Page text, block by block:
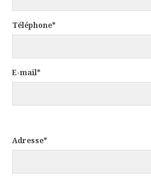
Téléphone*
E-mail*
Adresse*